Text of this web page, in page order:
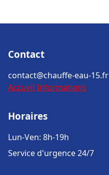
Contact
contact@chauffe-eau-15.fr
Accueil Informations
Horaires
Lun-Ven: 8h-19h
Service d'urgence 24/7